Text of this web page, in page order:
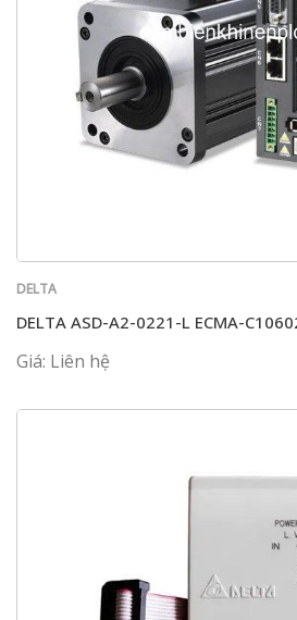
DELTA
DELTA ASD-A2-0221-L ECMA-
Giá: Liên hệ